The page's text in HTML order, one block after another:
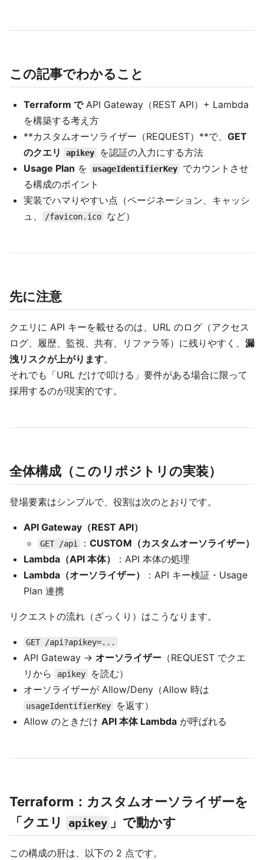
この記事でわかること
Terraform でAPI Gateway（REST API）+ Lambda
を構築する考え方
**カスタムオーソライザー（REQUEST）**で、 GET
のクエリ
apikey
を認証の入力にする方法
Usage Plan を usageIdentifierKey
でカウントさせ
る構成のポイント
実装でハマりやすい点（ページネーション、キャッシ
ュ、
/favicon.ico など）
先に注意
クエリに API キーを載せるのは、URL のログ（アクセス
ログ、履歴、監視、共有、リファラ等）に残りやすく、 漏
洩リスクが上がります。
それでも「URL だけで叩ける」要件がある場合に限って
採用するのが現実的です。
全体構成（このリポジトリの実装）
登場要素はシンプルで、役割は次のとおりです。
API Gateway（REST API）
GET /api ： CUSTOM（カスタムオーソライザー）
Lambda（API 本体）
：API 本体の処理
Lambda（オーソライザー）
：API キー検証・Usage
Plan 連携
リクエストの流れ（ざっくり）はこうなります。
GET /api?apikey=...
API Gateway → オーソライザー （REQUEST でクエ
リから
apikey
を読む）
オーソライザーが Allow/Deny（Allow 時は
usageIdentifierKey
を返す）
Allow のときだけ API 本体 Lambda が呼ばれる
Terraform：カスタムオーソライザーを
「クエリ
apikey 」で動かす
この構成の肝は、以下の 2 点です。